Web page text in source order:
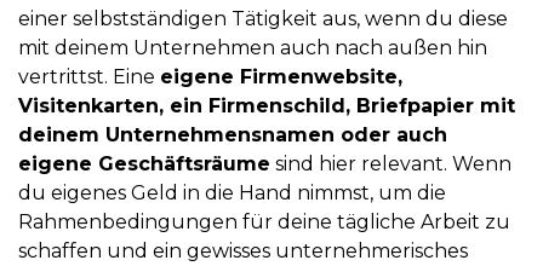
einer selbstständigen Tätigkeit aus, wenn du diese
mit deinem Unternehmen auch nach außen hin
vertrittst. Eine eigene Firmenwebsite,
Visitenkarten, ein Firmenschild, Briefpapier mit
deinem Unternehmensnamen oder auch
eigene Geschäftsräume sind hier relevant. Wenn
du eigenes Geld in die Hand nimmst, um die
Rahmenbedingungen für deine tägliche Arbeit zu
schaffen und ein gewisses unternehmerisches